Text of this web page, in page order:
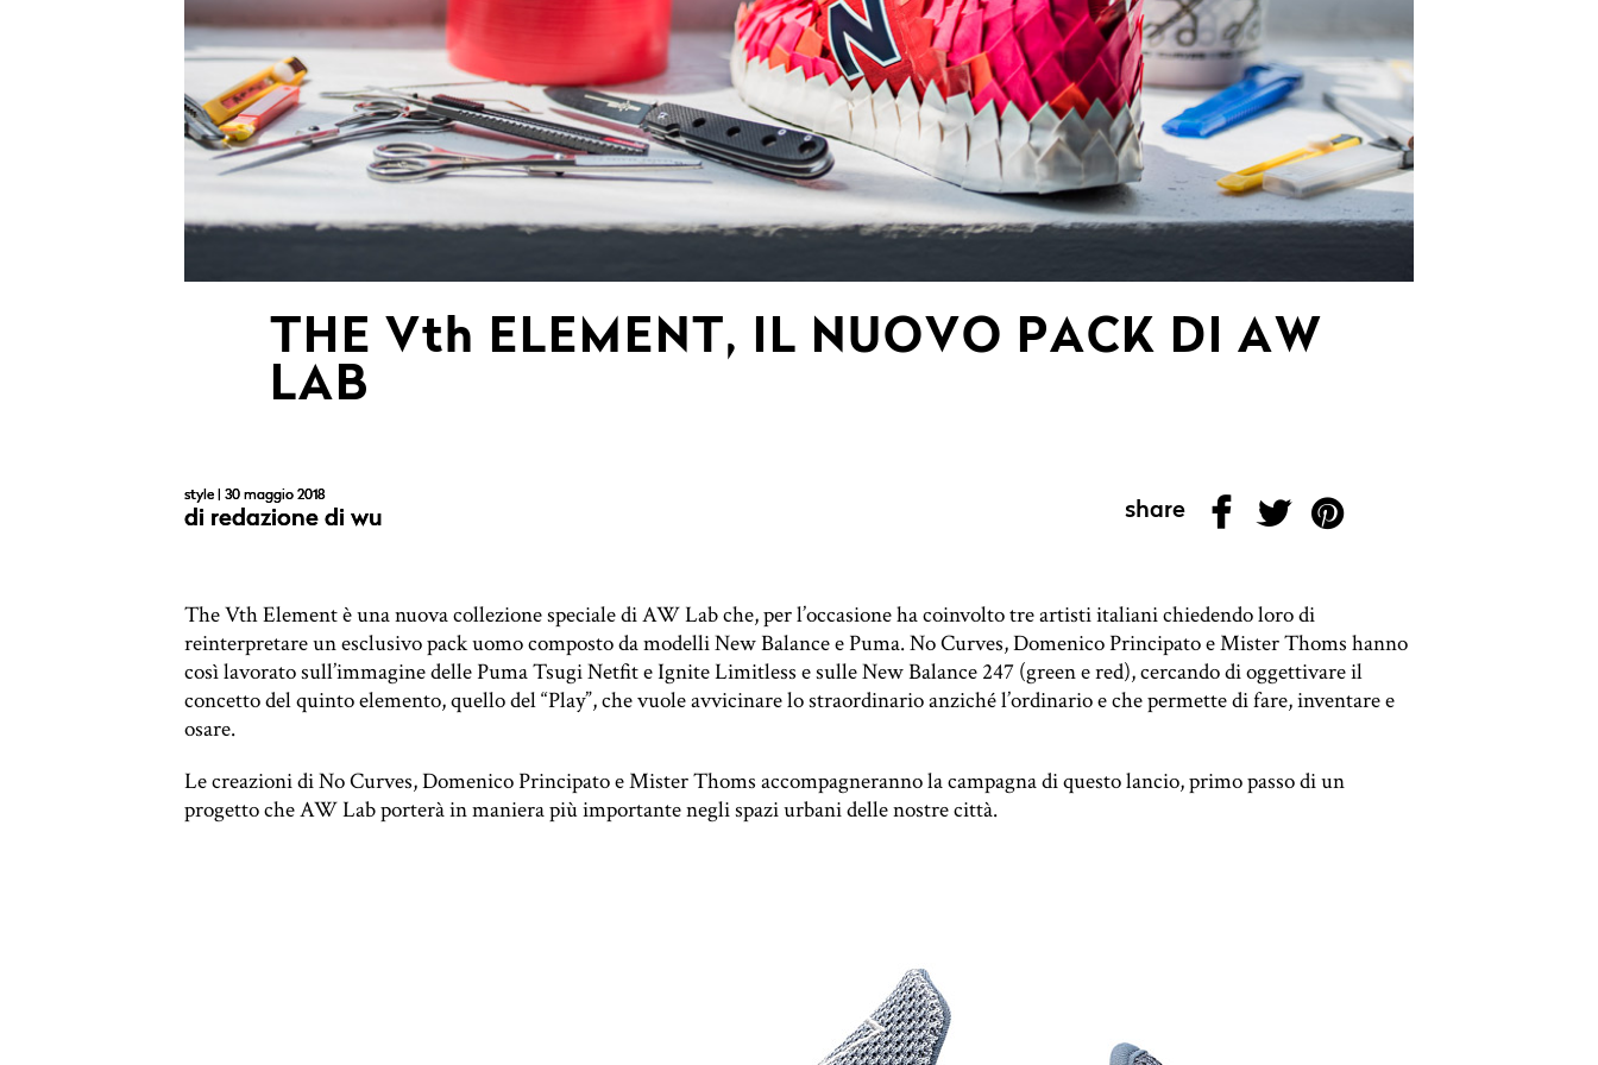
THE Vth ELEMENT, IL NUOVO PACK DI AW
LAB
style | 30 maggio 2018
di redazione di wu share
The Vth Element è una nuova collezione speciale di AW Lab che, per l’occasione ha coinvolto tre artisti italiani chiedendo loro di
reinterpretare un esclusivo pack uomo composto da modelli New Balance e Puma. No Curves, Domenico Principato e Mister Thoms hanno
così lavorato sull’immagine delle Puma Tsugi Netfit e Ignite Limitless e sulle New Balance 247 (green e red), cercando di oggettivare il
concetto del quinto elemento, quello del “Play”, che vuole avvicinare lo straordinario anziché l’ordinario e che permette di fare, inventare e
osare.
Le creazioni di No Curves, Domenico Principato e Mister Thoms accompagneranno la campagna di questo lancio, primo passo di un
progetto che AW Lab porterà in maniera più importante negli spazi urbani delle nostre città.